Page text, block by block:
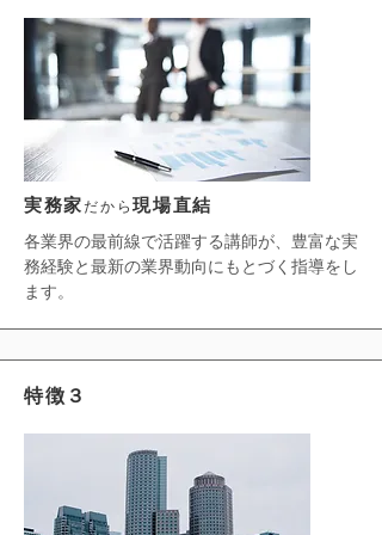
実務家だから現場直結
各業界の最前線で活躍する講師が、豊富な実
務経験と最新の業界動向にもとづく指導をし
ます。
​特徴３